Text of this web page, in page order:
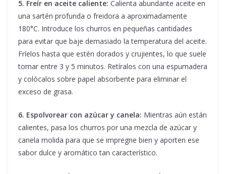
5. Freír en aceite caliente: Calienta abundante aceite en
una sartén profunda o freidora a aproximadamente
180°C. Introduce los churros en pequeñas cantidades
para evitar que baje demasiado la temperatura del aceite.
Fríelos hasta que estén dorados y crujientes, lo que suele
tomar entre 3 y 5 minutos. Retíralos con una espumadera
y colócalos sobre papel absorbente para eliminar el
exceso de grasa.
6. Espolvorear con azúcar y canela: Mientras aún están
calientes, pasa los churros por una mezcla de azúcar y
canela molida para que se impregne bien y aporten ese
sabor dulce y aromático tan característico.